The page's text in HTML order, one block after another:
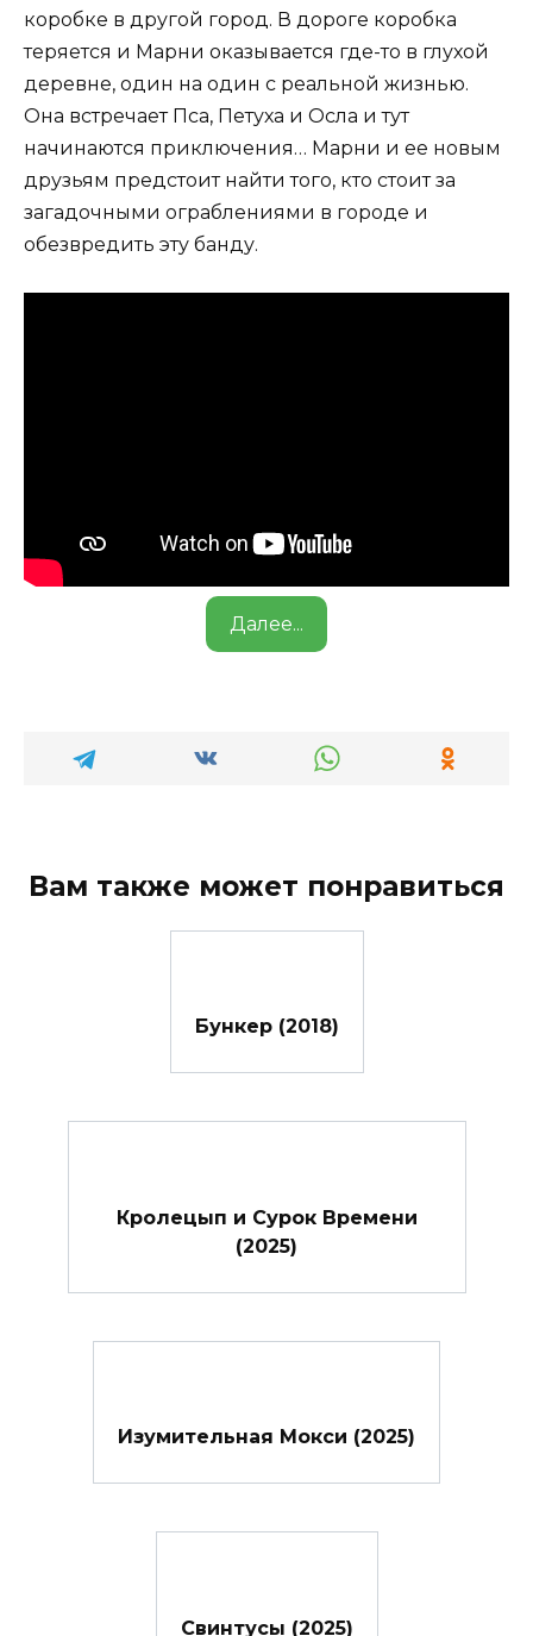
коробке в другой город. В дороге коробка
теряется и Марни оказывается где-то в глухой
деревне, один на один с реальной жизнью.
Она встречает Пса, Петуха и Осла и тут
начинаются приключения… Марни и ее новым
друзьям предстоит найти того, кто стоит за
загадочными ограблениями в городе и
обезвредить эту банду.
Далее...
Вам также может понравиться
Бункер (2018)
Кролецып и Сурок Времени
(2025)
Изумительная Мокси (2025)
Свинтусы (2025)